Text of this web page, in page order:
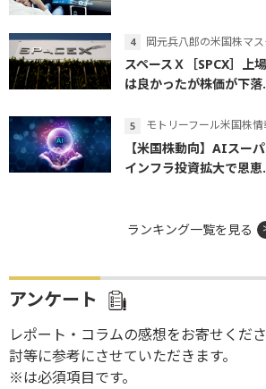
岡元兵八郎の米国株マ
スペースＸ［SPCX］上
は良かったが株価が下落
モトリーフール米国株情
【米国株動向】AIスー
インフラ投資拡大で恩恵
ランキング一覧を見る
アンケート
レポート・コラムの感想をお寄せくだ
討等に参考にさせていただきます。
※は必須項目です。